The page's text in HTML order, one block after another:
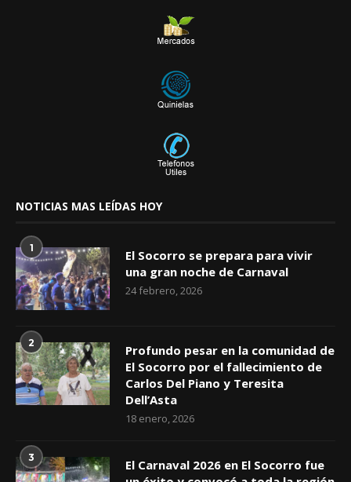
NOTICIAS MAS LEÍDAS HOY
1
El Socorro se prepara para vivir
una gran noche de Carnaval
24 febrero, 2026
2
Profundo pesar en la comunidad de
El Socorro por el fallecimiento de
Carlos Del Piano y Teresita
Dell’Asta
18 enero, 2026
3
El Carnaval 2026 en El Socorro fue